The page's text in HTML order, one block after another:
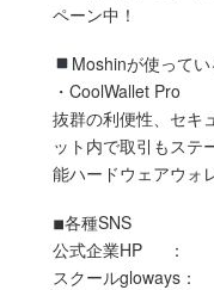
ペーン中！
Moshinが使って
・CoolWallet Pro
抜群の利便性、セキ
ット内で取引もステ
能ハードウェアウォ
◾︎各種SNS
公式企業HP ：
スクールgloways：